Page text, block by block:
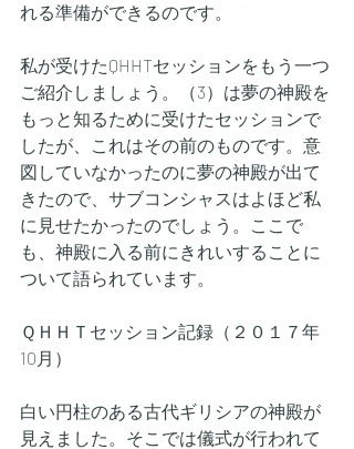
れる準備ができるのです。
私が受けたQHHTセッションをもう一つ
ご紹介しましょう。（3）は夢の神殿を
もっと知るために受けたセッションで
したが、これはその前のものです。意
図していなかったのに夢の神殿が出て
きたので、サブコンシャスはよほど私
に見せたかったのでしょう。ここで
も、神殿に入る前にきれいすることに
ついて語られています。
ＱＨＨＴセッション記録（２０１７年
10月）
白い円柱のある古代ギリシアの神殿が
見えました。そこでは儀式が行われて